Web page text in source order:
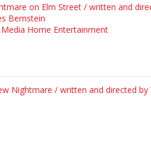
on Elm Street / written and
Bernstein
Media Home Entertainment
Nightmare / written and directed